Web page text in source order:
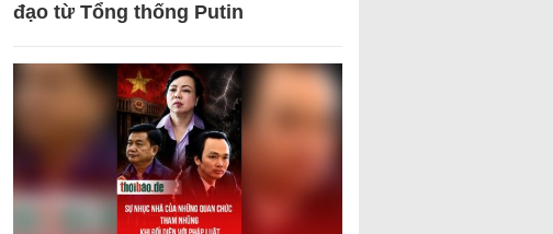
đạo từ Tổng thống Putin